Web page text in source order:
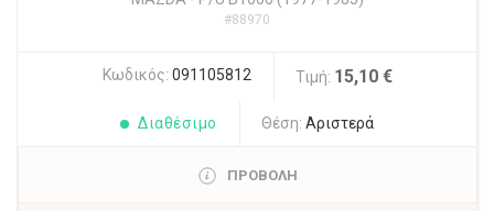
#88970
Κωδικός: 091105812 Τιμή: 15,10 €
Διαθέσιμο Θέση: Αριστερά
ΠΡΟΒΟΛΗ